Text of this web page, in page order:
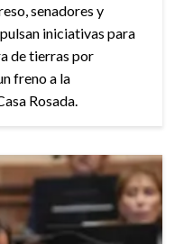
senadores y
iniciativas para
de tierras por
freno a la
Rosada.